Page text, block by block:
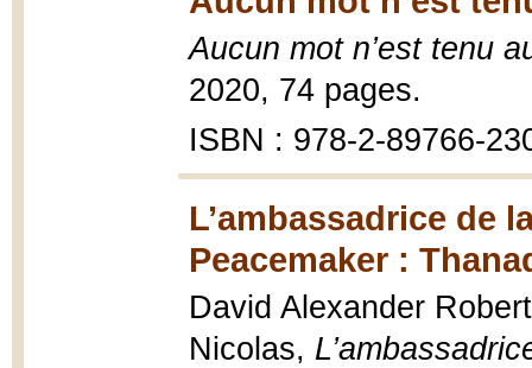
Aucun mot n’est tenu
2020, 74 pages.
ISBN : 978-2-89766-
L’ambassadrice de
Peacemaker :
David Alexander
Nicolas,